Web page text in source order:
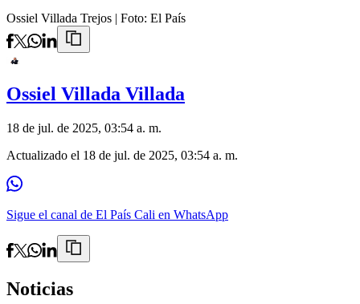
Ossiel Villada Trejos | Foto: El País
Ossiel Villada Villada
18 de jul. de 2025, 03:54 a. m.
Actualizado el 18 de jul. de 2025, 03:54 a. m.
Sigue el canal de El País Cali en WhatsApp
Noticias